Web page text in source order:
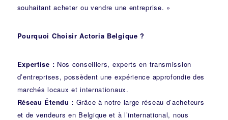
souhaitant acheter ou vendre une entreprise. »
Pourquoi Choisir Actoria Belgique ?
Expertise : Nos conseillers, experts en transmission
d’entreprises, possèdent une expérience approfondie des
marchés locaux et internationaux.
Réseau Étendu : Grâce à notre large réseau d’acheteurs
et de vendeurs en Belgique et à l’international, nous